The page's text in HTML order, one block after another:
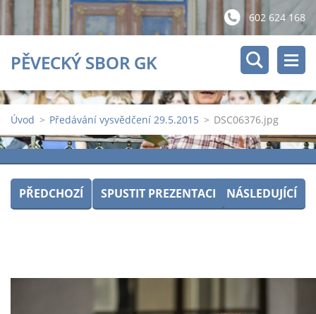
602 624 168
PĚVECKÝ SBOR GK
Úvod > Předávání vysvědčení 29.5.2015 > DSC06376.jpg
PŘEDCHOZÍ SPUSTIT PREZENTACI NÁSLEDUJÍCÍ